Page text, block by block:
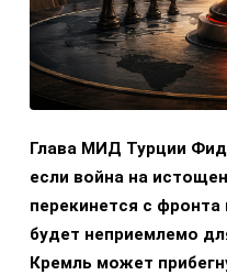
Глава МИД Турции
если война на
перекинется с
будет неприемлемо
Кремль может